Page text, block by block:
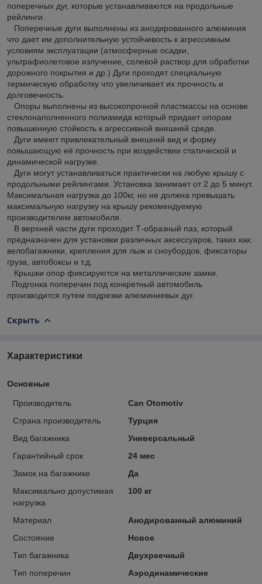
поперечных дуг, которые устанавливаются на продольные
рейлинги.
Поперечные дуги выполнены из анодированного алюминия
что дает им дополнительную устойчивость к агрессивным
условиям эксплуатации (атмосферные осадки,
ультрафиолетовое излучение, солевой раствор для обработки
дорожного покрытия и др.) Дуги проходят специальную
термическую обработку что увеличивает их прочность и
долговечность.
Опоры выполнены из высокопрочной пластмассы на основе
стеклонаполненного полиамида который придает опорам
повышенную стойкость к агрессивной внешней среде.
Дуги имеют привлекательный внешний вид и форму
повышающую её прочность при воздействии статической и
динамической нагрузке.
Дуги могут устанавливаться практически на любую крышу с
продольными рейлингами. Установка занимает от 2 до 5 минут.
Максимальная нагрузка до 100кг, но не должна превышать
максимальную нагрузку на крышу рекомендуемую
производителем автомобиля.
В верхней части дуги проходит Т-образный паз, который
предназначен для установки различных аксессуаров, таких как:
велобагажники, крепления для лыж и сноубордов, фиксаторы
груза, автобоксы и т.д.
Крышки опор фиксируются на металлические замки.
Подгонка поперечин под конкретный автомобиль
производится путем подрезки алюминиевых дуг.
Скрыть
Характеристики
Основные
Производитель
Can Otomotiv
Страна производитель
Турция
Вид багажника
Универсальный
Гарантийный срок
24 мес
Замок на багажнике
Да
Максимально допустимая
нагрузка
100 кг
Материал
Анодированный алюминий
Состояние
Новое
Тип багажника
Двухреечный
Тип поперечин
Аэродинамические